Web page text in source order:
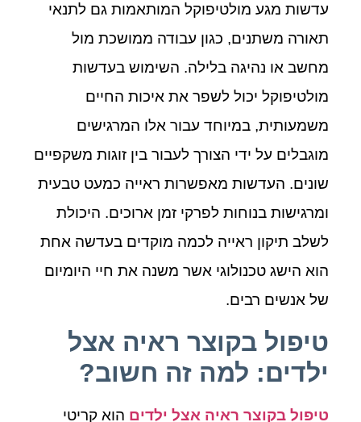
עדשות מגע מולטיפוקל המותאמות גם לתנאי
תאורה משתנים, כגון עבודה ממושכת מול
מחשב או נהיגה בלילה. השימוש בעדשות
מולטיפוקל יכול לשפר את איכות החיים
משמעותית, במיוחד עבור אלו המרגישים
מוגבלים על ידי הצורך לעבור בין זוגות משקפיים
שונים. העדשות מאפשרות ראייה כמעט טבעית
ומרגישות בנוחות לפרקי זמן ארוכים. היכולת
לשלב תיקון ראייה לכמה מוקדים בעדשה אחת
הוא הישג טכנולוגי אשר משנה את חיי היומיום
של אנשים רבים.
טיפול בקוצר ראיה אצל
ילדים: למה זה חשוב?
טיפול בקוצר ראיה אצל ילדים הוא קריטי